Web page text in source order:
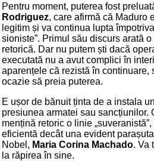
Pentru moment, puterea fost
Rodriguez, care afirmă că Maduro
legitim și va continua lupta
sioniste”. Primul său discurs arată
retorică. Dar nu putem ști dacă
executată nu a avut complici în
aparențele că rezistă în continuare,
ocazie să preia puterea.
E ușor de bănuit ținta de a instala
presiunea armatei sau sancțiunilor.
mențină retoric o linie
eficientă decât una evident
Nobel, Maria Corina Machado. Va
la răpirea în sine.